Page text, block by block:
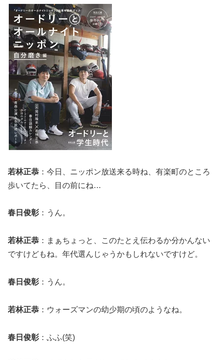
若林正恭 ：今日、ニッポン放送来る時ね、有楽町のところ
歩いてたら、目の前にね…
春日俊彰 ：うん。
若林正恭 ：まぁちょっと、このたとえ伝わるか分かんない
ですけどもね。年代選んじゃうかもしれないですけど。
春日俊彰 ：うん。
若林正恭 ：ウォーズマンの幼少期の頃のようなね。
春日俊彰 ：ふふ(笑)